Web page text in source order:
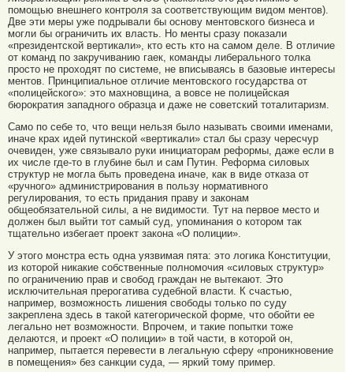
помощью внешнего контроля за соответствующим видом ментов).
Две эти меры уже подрывали бы основу ментовского бизнеса и
могли бы ограничить их власть. Но менты сразу показали
«президентской вертикали», кто есть кто на самом деле. В отличие
от команд по закручиванию гаек, команды либерального толка
просто не проходят по системе, не вписываясь в базовые интересы
ментов. Принципиальное отличие ментовского государства от
«полицейского»: это махновщина, а вовсе не полицейская
бюрократия западного образца и даже не советский тоталитаризм.
Само по себе то, что вещи нельзя было называть своими именами,
иначе крах идей путинской «вертикали» стал бы сразу чересчур
очевиден, уже связывало руки инициаторам реформы, даже если в
их числе где-то в глубине был и сам Путин. Реформа силовых
структур не могла быть проведена иначе, как в виде отказа от
«ручного» администрирования в пользу нормативного
регулирования, то есть придания праву и законам
общеобязательной силы, а не видимости. Тут на первое место и
должен был выйти тот самый суд, упоминания о котором так
тщательно избегает проект закона «О полиции».
У этого монстра есть одна уязвимая пята: это логика Конституции,
из которой никакие собственные полномочия «силовых структур»
по ограничению прав и свобод граждан не вытекают. Это
исключительная прерогатива судебной власти. К счастью,
например, возможность лишения свободы только по суду
закреплена здесь в такой категорической форме, что обойти ее
легально нет возможности. Впрочем, и такие попытки тоже
делаются, и проект «О полиции» в той части, в которой он,
например, пытается перевести в легальную сферу «проникновение
в помещения» без санкции суда, — яркий тому пример.